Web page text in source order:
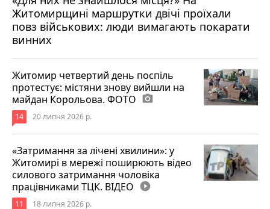
Житомирщині маршрутки двічі проїхали
повз військових: люди вимагають покарати
винних
17 липня 2026 р.
Житомир четвертий день поспіль
протестує: містяни знову вийшли на
майдан Корольова. ФОТО photo_camera
14 20 липня 2026 р.
«Затримання за лічені хвилини»: у
Житомирі в мережі поширюють відео
силового затримання чоловіка
працівниками ТЦК. ВІДЕО play_circle_filled
11 18 липня 2026 р.